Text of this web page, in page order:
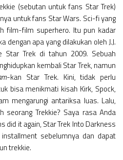
(sebutan untuk fans Star Trek)
untuk fans Star Wars. Sci-fi yang
film-film superhero. Itu pun kadar
dengan apa yang dilakukan oleh J.J.
Star Trek di tahun 2009. Sebuah
kembali Star Trek, namun
-kan Star Trek. Kini, tidak perlu
bisa menikmati kisah Kirk, Spock,
mengarungi antariksa luas. Lalu,
seorang Trekkie? Saya rasa Anda
did it again, Star Trek Into Darkness
sebelumnya dan dapat
trekkie.